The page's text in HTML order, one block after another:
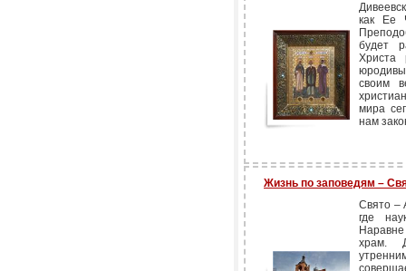
как Ее
будет
Христа
своим
мира
нам
Жизнь по заповедям –
Свято –
где
храм.